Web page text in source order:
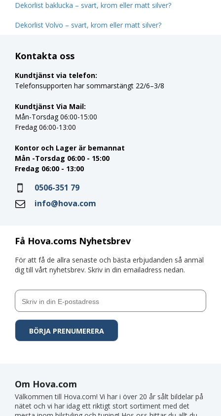
Dekorlist baklucka – svart, krom eller matt silver?
Dekorlist Volvo – svart, krom eller matt silver?
Få Hova.coms Nyhetsbrev
För att få de allra senaste och bästa erbjudanden så anmäl
dig till vårt nyhetsbrev. Skriv in din emailadress nedan.
Kontakta oss
Kundtjänst via telefon:
Telefonsupporten har sommarstängt 22/6–3/8
Kundtjänst Via Mail:
Mån-Torsdag 06:00-15:00
Fredag 06:00-13:00
Kontor och Lager är bemannat
Mån -Torsdag 06:00 - 15:00
Fredag 06:00 - 13:00
0506-351 79
info@hova.com
Om Hova.com
Välkommen till Hova.com! Vi har i över 20 år sålt bildelar på
nätet och vi har idag ett riktigt stort sortiment med det